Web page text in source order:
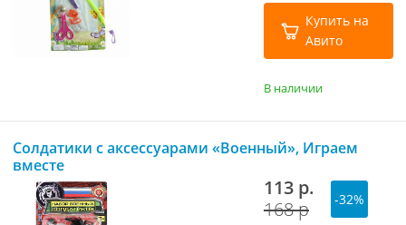
Купить на
Авито
В наличии
Солдатики с аксессуарами «Военный», Играем
вместе
113 р.
168 р
-32%